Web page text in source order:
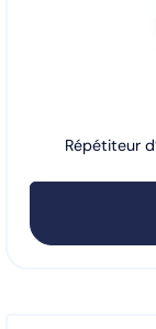
Répétiteur